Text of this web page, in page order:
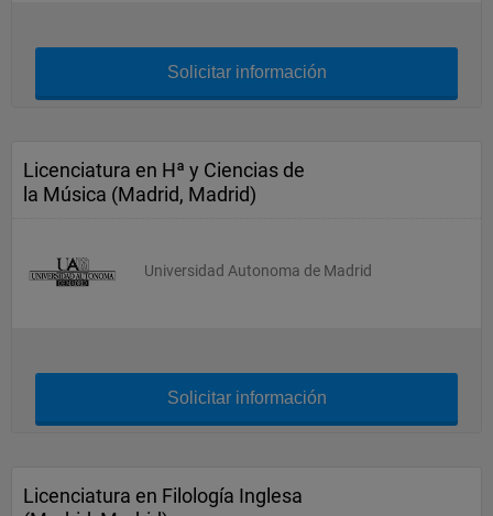
Solicitar información
Licenciatura en Hª y Ciencias de
la Música (Madrid, Madrid)
Universidad Autonoma de Madrid
Solicitar información
Licenciatura en Filología Inglesa